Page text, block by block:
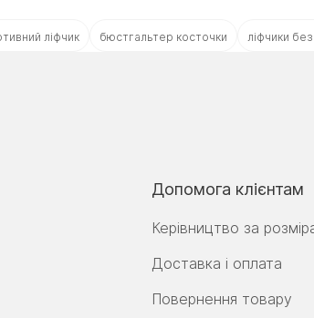
ліфчик бюстгальтер косточки ліфчики
Допомога клієнтам
Керівництво за
Доставка і оплата
Повернення товару